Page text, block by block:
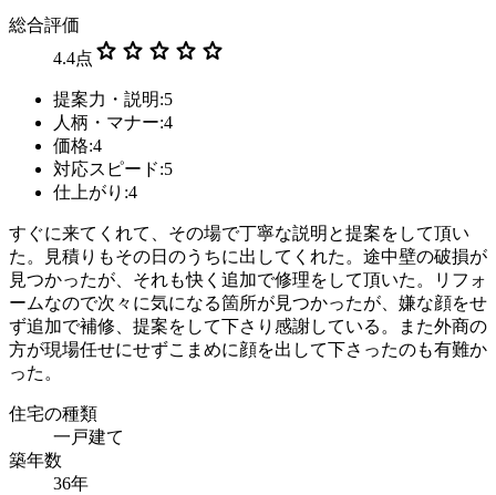
総合評価
4.4点 star star star star star
提案力・説明:5
人柄・マナー:4
価格:4
対応スピード:5
仕上がり:4
すぐに来てくれて、その場で丁寧な説明と提案をして頂い
た。見積りもその日のうちに出してくれた。途中壁の破損が
見つかったが、それも快く追加で修理をして頂いた。リフォ
ームなので次々に気になる箇所が見つかったが、嫌な顔をせ
ず追加で補修、提案をして下さり感謝している。また外商の
方が現場任せにせずこまめに顔を出して下さったのも有難か
った。
住宅の種類
一戸建て
築年数
36年